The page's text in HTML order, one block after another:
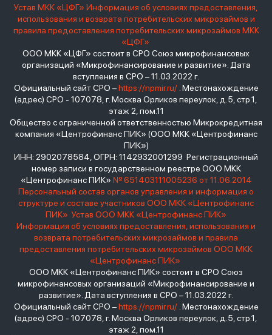
Устав МКК «ЦФГ» Информация об условиях предоставления,
использования и возврата потребительских микрозаймов и
правила предоставления потребительских микрозаймов МКК
«ЦФГ»
ООО МКК «ЦФГ» состоит в СРО Союз микрофинансовых
организаций «Микрофинансирование и развитие». Дата
вступления в СРО – 11.03.2022 г.
Официальный сайт СРО –https://npmir.ru/. Местонахождение
(адрес) СРО - 107078, г. Москва Орликов переулок, д.5, стр.1,
этаж 2, пом.11
Общество с ограниченной ответственностью Микрокредитная
компания «Центрофинанс ПИК» (ООО МКК «Центрофинанс
ПИК»)
ИНН: 2902078584, ОГРН: 1142932001299 Регистрационный
номер записи в государственном реестре ООО МКК
«Центрофинанс ПИК» № 651403111005236 от 11.06.2014
Персональный состав органов управления и информация о
структуре и составе участников ООО МКК «Центрофинанс
ПИК» Устав ООО МКК «Центрофинанс ПИК»
Информация об условиях предоставления, использования и
возврата потребительских микрозаймов и правила
предоставления потребительских микрозаймов ООО МКК
«Центрофинанс ПИК»
ООО МКК «Центрофинанс ПИК» состоит в СРО Союз
микрофинансовых организаций «Микрофинансирование и
развитие». Дата вступления в СРО – 11.03.2022 г.
Официальный сайт СРО –https://npmir.ru/. Местонахождение
(адрес) СРО - 107078, г. Москва Орликов переулок, д.5, стр.1,
этаж 2, пом.11